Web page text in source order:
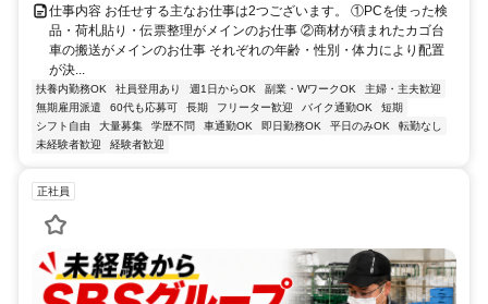
仕事内容 お任せする主なお仕事は2つございます。 ①PCを使った検
品・荷札貼り・伝票整理がメインのお仕事 ②商材が積まれたカゴ台
車の搬送がメインのお仕事 それぞれの年齢・性別・体力により配置
が決...
扶養内勤務OK 社員登用あり 週1日からOK 副業・WワークOK
主婦・主夫歓迎
無期雇用派遣
60代も応募可 長期 フリーター歓迎 バイク通勤OK
短期
シフト自由
大量募集 学歴不問 車通勤OK 即日勤務OK 平日のみOK
転勤なし
未経験者歓迎
経験者歓迎
正社員